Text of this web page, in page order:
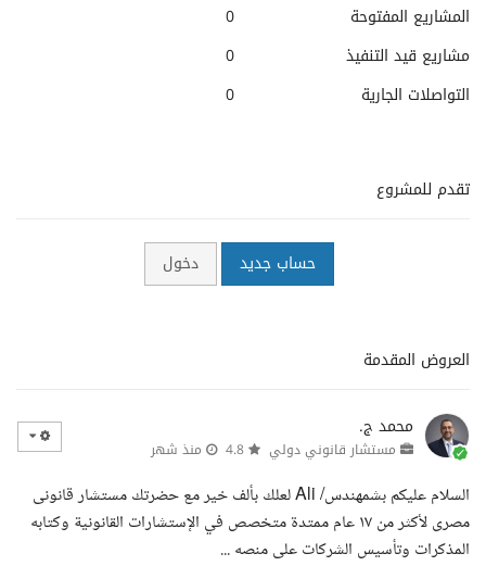
المشاريع المفتوحة
0
مشاريع قيد التنفيذ
0
التواصلات الجارية
0
تقدم للمشروع
حساب جديد دخول
العروض المقدمة
محمد ج.
مستشار قانوني دولي منذ شهر
السلام عليكم بشمهندس/ Ali لعلك بألف خير مع حضرتك مستشار قانونى
مصرى لأكثر من ١٧ عام ممتدة متخصص في الإستشارات القانونية وكتابه
المذكرات وتأسيس الشركات على منصه ...